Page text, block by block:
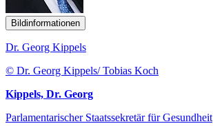
Bildinformationen
Dr. Georg Kippels
© Dr. Georg Kippels/ Tobias Koch
Kippels, Dr. Georg
Parlamentarischer Staatssekretär für Gesundheit